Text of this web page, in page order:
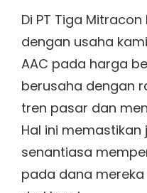
Di PT Tiga
dengan usaha
AAC pada harga
berusaha dengan
tren pasar dan
Hal ini memastikan
senantiasa
pada dana